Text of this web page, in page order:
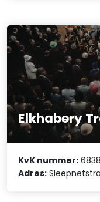
Elkhabery
KvK nummer:
Adres: